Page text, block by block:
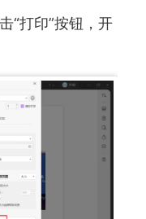
“打印”按钮，开